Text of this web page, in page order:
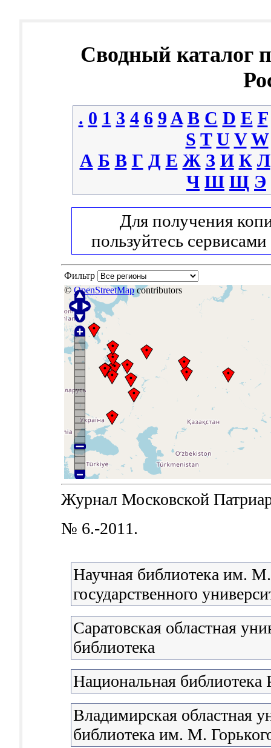
Сводный каталог
. 0 1 3 4 6 9 A B C D E F
S T U V W
А Б В Г Д Е Ж З И К Л
Ч Ш Щ Э
Для получения
пользуйтесь сервисами
Фильтр
© OpenStreetMapcontributors
Журнал Московской
№ 6.-2011.
Научная библиотека им.
государственного
Саратовская областная
библиотека
Национальная библиотека
Владимирская областная
библиотека им. М.